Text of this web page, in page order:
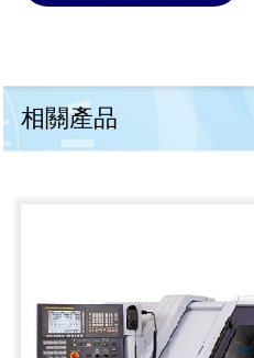
相關產品